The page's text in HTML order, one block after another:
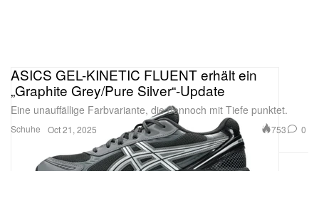
Schuhe
ASICS GEL-KINETIC FLUENT erhält ein
„Graphite Grey/Pure Silver“-Update
Eine unauffällige Farbvariante, die dennoch mit Tiefe punktet.
Oct 21, 2025 753 0